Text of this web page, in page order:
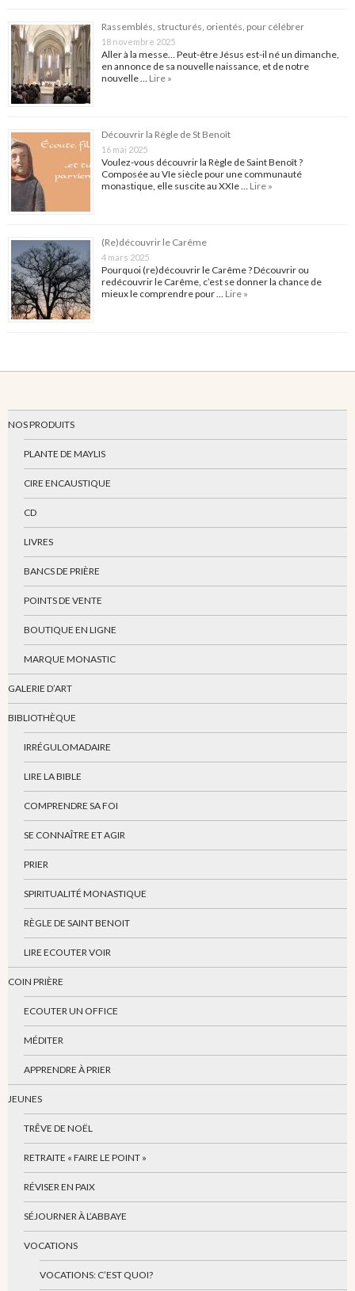
Rassemblés, structurés, orientés, pour célébrer
18 novembre 2025
Aller à la messe… Peut-être Jésus est-il né un dimanche,
en annonce de sa nouvelle naissance, et de notre
nouvelle … Lire »
Découvrir la Règle de St Benoît
16 mai 2025
Voulez-vous découvrir la Règle de Saint Benoît ?
Composée au VIe siècle pour une communauté
monastique, elle suscite au XXIe … Lire »
(Re)découvrir le Carême
4 mars 2025
Pourquoi (re)découvrir le Carême ? Découvrir ou
redécouvrir le Carême, c’est se donner la chance de
mieux le comprendre pour … Lire »
NOS PRODUITS
PLANTE DE MAYLIS
CIRE ENCAUSTIQUE
CD
LIVRES
BANCS DE PRIÈRE
POINTS DE VENTE
BOUTIQUE EN LIGNE
MARQUE MONASTIC
GALERIE D’ART
BIBLIOTHÈQUE
IRRÉGULOMADAIRE
LIRE LA BIBLE
COMPRENDRE SA FOI
SE CONNAÎTRE ET AGIR
PRIER
SPIRITUALITÉ MONASTIQUE
RÈGLE DE SAINT BENOIT
LIRE ECOUTER VOIR
COIN PRIÈRE
ECOUTER UN OFFICE
MÉDITER
APPRENDRE À PRIER
JEUNES
TRÊVE DE NOËL
RETRAITE « FAIRE LE POINT »
RÉVISER EN PAIX
SÉJOURNER À L’ABBAYE
VOCATIONS
VOCATIONS: C’EST QUOI?